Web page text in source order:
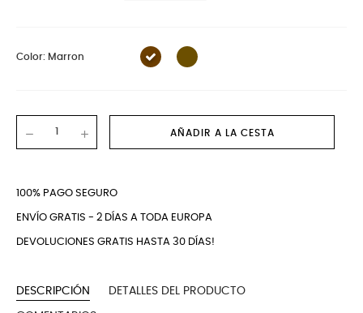
Color: Marron
AÑADIR A LA CESTA
100% PAGO SEGURO
ENVÍO GRATIS - 2 DÍAS A TODA EUROPA
DEVOLUCIONES GRATIS HASTA 30 DÍAS!
DESCRIPCIÓN DETALLES DEL PRODUCTO